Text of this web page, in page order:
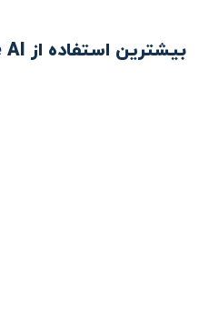
بیشترین استفاده از Off Robe AI